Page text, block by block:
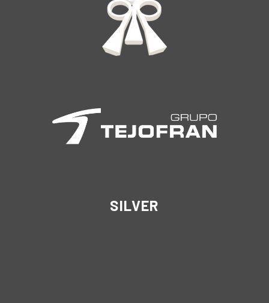
SILVER